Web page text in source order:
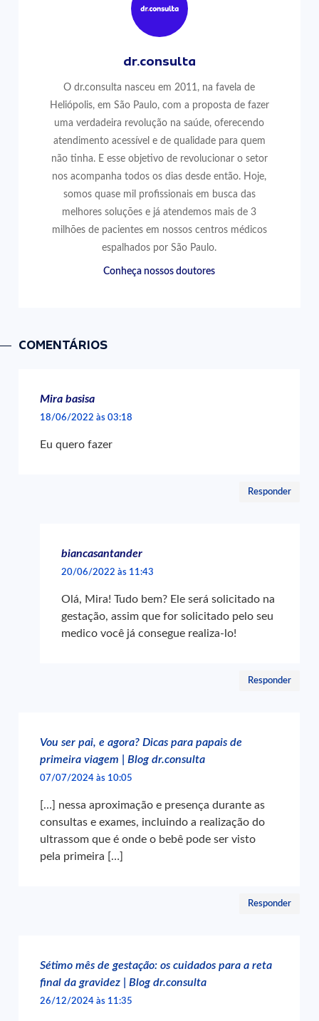
dr.consulta
O dr.consulta nasceu em 2011, na favela de
Heliópolis, em São Paulo, com a proposta de fazer
uma verdadeira revolução na saúde, oferecendo
atendimento acessível e de qualidade para quem
não tinha. E esse objetivo de revolucionar o setor
nos acompanha todos os dias desde então. Hoje,
somos quase mil profissionais em busca das
melhores soluções e já atendemos mais de 3
milhões de pacientes em nossos centros médicos
espalhados por São Paulo.
Conheça nossos doutores
COMENTÁRIOS
Mira basisa
18/06/2022 às 03:18
Eu quero fazer
Responder
biancasantander
20/06/2022 às 11:43
Olá, Mira! Tudo bem? Ele será solicitado na
gestação, assim que for solicitado pelo seu
medico você já consegue realiza-lo!
Responder
Vou ser pai, e agora? Dicas para papais de
primeira viagem | Blog dr.consulta
07/07/2024 às 10:05
[…] nessa aproximação e presença durante as
consultas e exames, incluindo a realização do
ultrassom que é onde o bebê pode ser visto
pela primeira […]
Responder
Sétimo mês de gestação: os cuidados para a reta
final da gravidez | Blog dr.consulta
26/12/2024 às 11:35